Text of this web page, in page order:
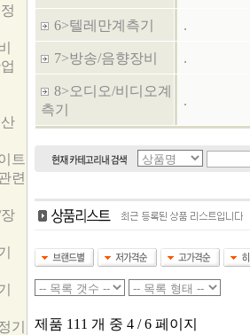
트
련
기
6>텔레만계측기 .
7>방송/음향장비 .
8>오디오/비디오계
측기
.
제품 111 개 중 4 / 6 페이지